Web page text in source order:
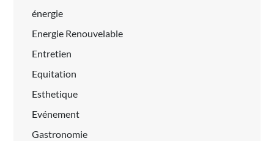
énergie
Energie Renouvelable
Entretien
Equitation
Esthetique
Evénement
Gastronomie